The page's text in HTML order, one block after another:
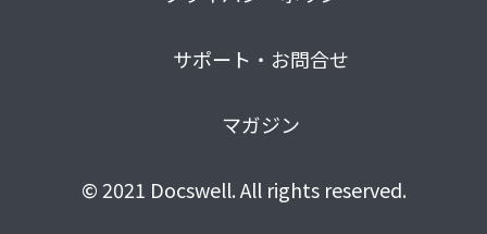
サポート・お問合せ
マガジン
© 2021 Docswell. All rights reserved.